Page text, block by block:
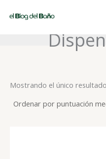
Mostrando el único resultado